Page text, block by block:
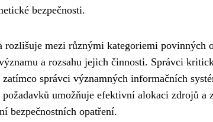
bezpečnosti.
rozlišuje mezi různými kategoriemi povinných
a rozsahu jejich činnosti. Správci
zatímco správci významných informačních
požadavků umožňuje efektivní alokaci zdrojů
bezpečnostních opatření.